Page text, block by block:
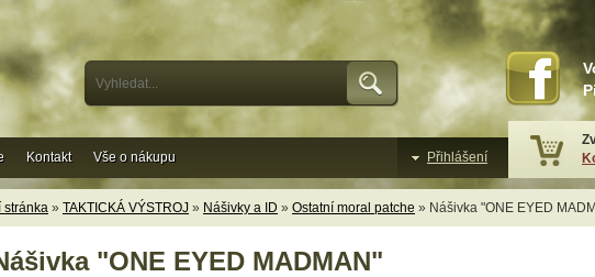
stránka » TAKTICKÁ VÝSTROJ » Nášivky a ID » Ostatní moral patche » Nášivka "ONE EYED
"ONE EYED MADMAN"
Kontakt Vše o nákupu Přihlášení